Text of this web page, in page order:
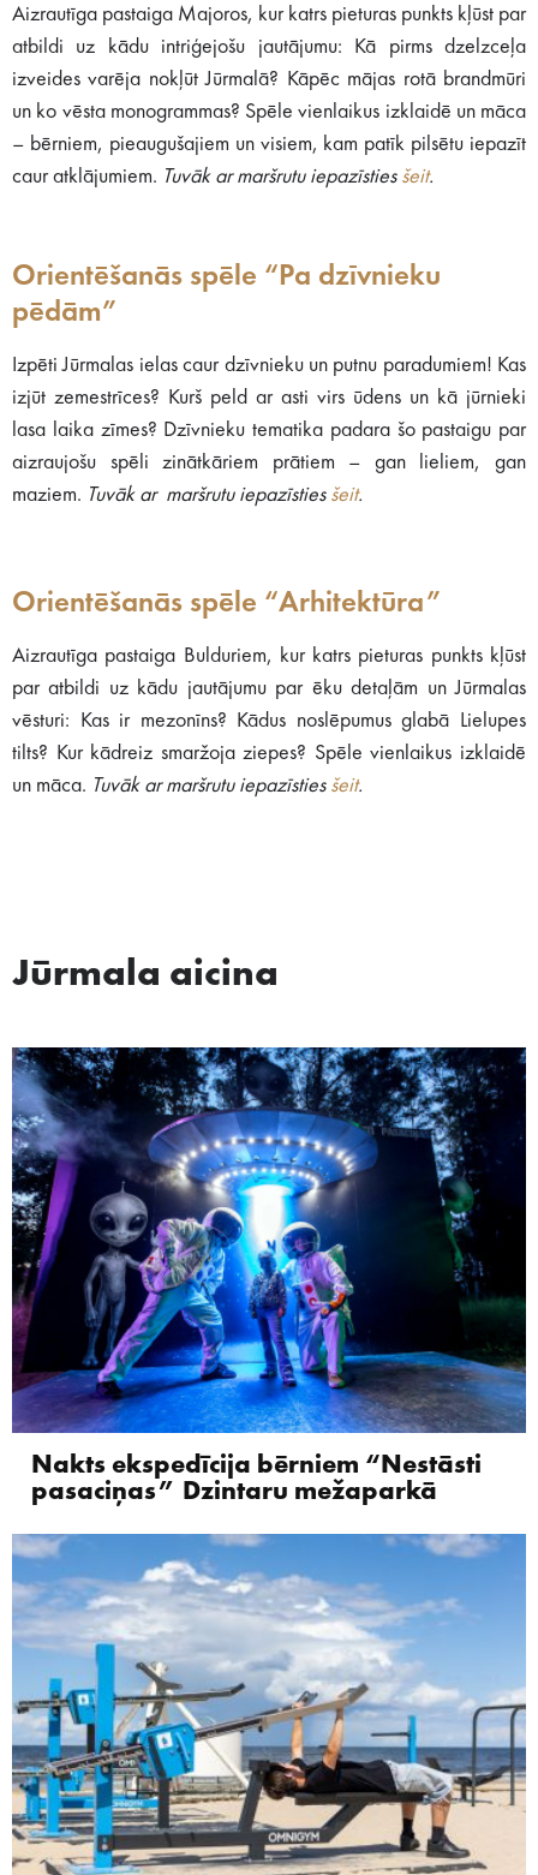
Aizrautīga pastaiga Majoros, kur katrs pieturas punkts kļūst par
atbildi uz kādu intriģejošu jautājumu: Kā pirms dzelzceļa
izveides varēja nokļūt Jūrmalā? Kāpēc mājas rotā brandmūri
un ko vēsta monogrammas? Spēle vienlaikus izklaidē un māca
– bērniem, pieaugušajiem un visiem, kam patīk pilsētu iepazīt
caur atklājumiem. Tuvāk ar maršrutu iepazīsties šeit.
Orientēšanās spēle “Pa dzīvnieku
pēdām”
Izpēti Jūrmalas ielas caur dzīvnieku un putnu paradumiem! Kas
izjūt zemestrīces? Kurš peld ar asti virs ūdens un kā jūrnieki
lasa laika zīmes? Dzīvnieku tematika padara šo pastaigu par
aizraujošu spēli zinātkāriem prātiem – gan lieliem, gan
maziem. Tuvāk ar maršrutu iepazīsties šeit.
Orientēšanās spēle “Arhitektūra”
Aizrautīga pastaiga Bulduriem, kur katrs pieturas punkts kļūst
par atbildi uz kādu jautājumu par ēku detaļām un Jūrmalas
vēsturi: Kas ir mezonīns? Kādus noslēpumus glabā Lielupes
tilts? Kur kādreiz smaržoja ziepes? Spēle vienlaikus izklaidē
un māca. Tuvāk ar maršrutu iepazīsties šeit.
Jūrmala aicina
Nakts ekspedīcija bērniem “Nestāsti
pasaciņas” Dzintaru mežaparkā